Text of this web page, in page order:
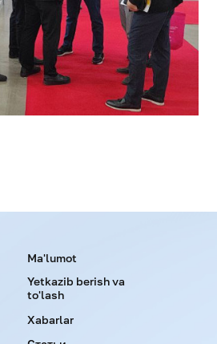
Menu footer
Ma'lumot
Yetkazib berish va
to'lash
Xabarlar